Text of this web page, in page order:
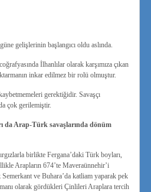
gelişlerinin başlangıcı oldu aslında.
İlhanlılar olarak karşımıza çıkan
inkar edilmez bir rolü olmuştur.
gerektiğidir. Savaşçı
çok gerilemiştir.
da Arap-Türk savaşlarında dönüm
birlikte Fergana’daki Türk boyları,
Arapların 674’te Maveraünnehir’i
ve Buhara’da katliam yaparak pek
olarak gördükleri Çinlileri Araplara tercih